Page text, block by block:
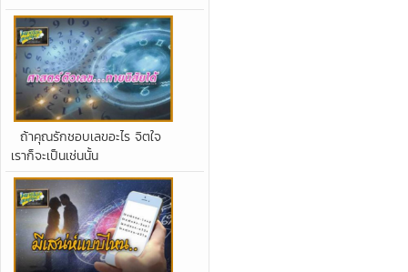
ถ้าคุณรักชอบเลขอะไร จิตใจ
เราก็จะเป็นเช่นนั้น